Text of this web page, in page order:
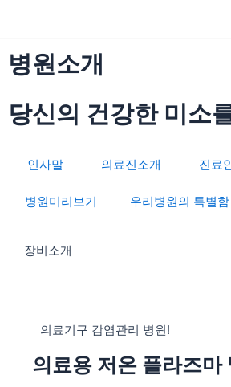
로
너
병원소개
당신의 건강한 미소
인사말 의료진소개 진료
병원미리보기 우리병원의 특별함
장비소개
의료기구 감염관리 병원!
의료용 저온 플라즈마